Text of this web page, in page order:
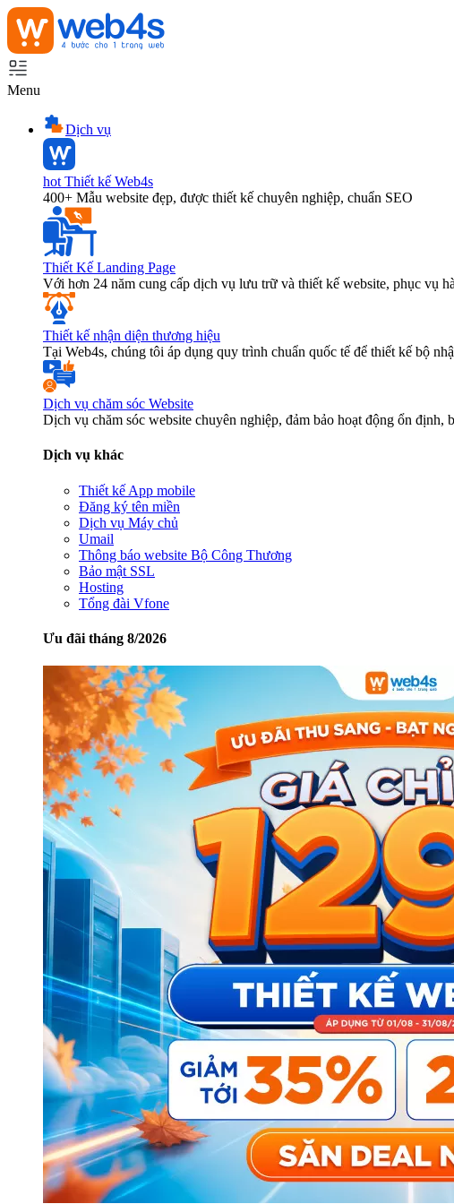
Menu
Dịch vụ
hot Thiết kế Web4s
400+ Mẫu website đẹp, được thiết kế chuyên nghiệp, chuẩn SEO
Thiết Kế Landing Page
Với hơn 24 năm cung cấp dịch vụ lưu trữ và thiết kế website, phục vụ
Thiết kế nhận diện thương hiệu
Tại Web4s, chúng tôi áp dụng quy trình chuẩn quốc tế để thiết kế bộ
Dịch vụ chăm sóc Website
Dịch vụ chăm sóc website chuyên nghiệp, đảm bảo hoạt động ổn định,
Dịch vụ khác
Thiết kế App mobile
Đăng ký tên miền
Dịch vụ Máy chủ
Umail
Thông báo website Bộ Công Thương
Bảo mật SSL
Hosting
Tổng đài Vfone
Ưu đãi tháng 8/2026